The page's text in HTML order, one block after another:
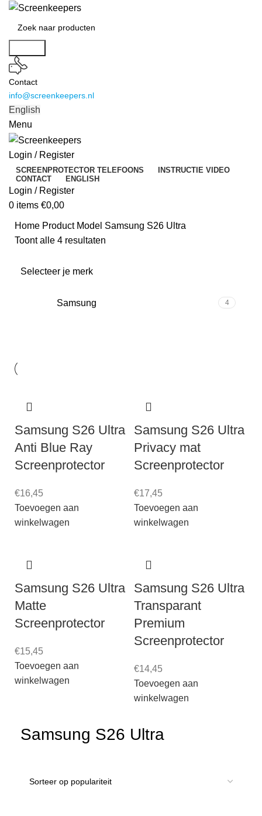
Contact
info@screenkeepers.nl
English
Menu
Login / Register
SCREENPROTECTOR TELEFOONS
INSTRUCTIE VIDEO
CONTACT
ENGLISH
Login / Register
0 items €0,00
Home Product Model Samsung S26 Ultra
Toont alle 4 resultaten
Selecteer je merk
Samsung 4
Samsung S26 Ultra
Anti Blue Ray
Screenprotector
€16,45
Toevoegen aan
winkelwagen
Samsung S26 Ultra
Privacy mat
Screenprotector
€17,45
Toevoegen aan
winkelwagen
Samsung S26 Ultra
Matte
Screenprotector
€15,45
Toevoegen aan
winkelwagen
Samsung S26 Ultra
Transparant
Premium
Screenprotector
€14,45
Toevoegen aan
winkelwagen
Samsung S26 Ultra